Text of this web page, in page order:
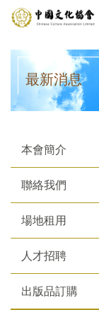
最新消息
本會簡介
聯絡我們
場地租用
人才招聘
出版品訂購